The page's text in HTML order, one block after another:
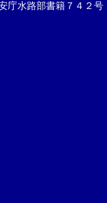
庁水路部書籍７４２